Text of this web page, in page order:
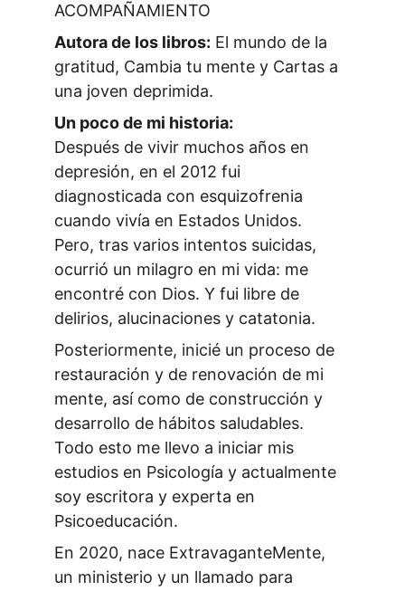
ACOMPAÑAMIENTO
Autora de los libros: El mundo de la
gratitud, Cambia tu mente y Cartas a
una joven deprimida.
Un poco de mi historia:
Después de vivir muchos años en
depresión, en el 2012 fui
diagnosticada con esquizofrenia
cuando vivía en Estados Unidos.
Pero, tras varios intentos suicidas,
ocurrió un milagro en mi vida: me
encontré con Dios. Y fui libre de
delirios, alucinaciones y catatonia.
Posteriormente, inicié un proceso de
restauración y de renovación de mi
mente, así como de construcción y
desarrollo de hábitos saludables.
Todo esto me llevo a iniciar mis
estudios en Psicología y actualmente
soy escritora y experta en
Psicoeducación.
En 2020, nace ExtravaganteMente,
un ministerio y un llamado para